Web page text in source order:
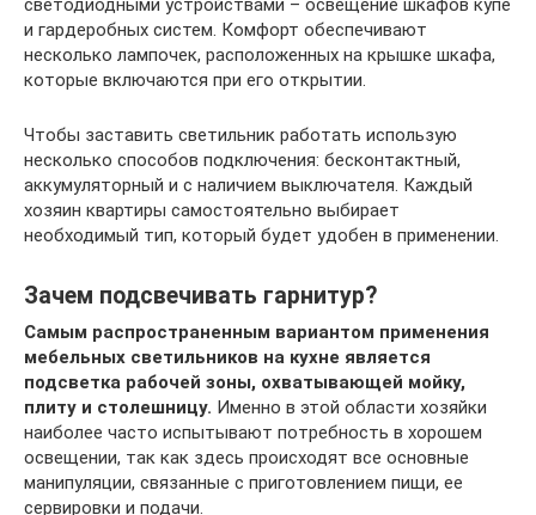
и гардеробных систем. Комфорт обеспечивают
несколько лампочек, расположенных на крышке шкафа,
которые включаются при его открытии.
Чтобы заставить светильник работать использую
несколько способов подключения: бесконтактный,
аккумуляторный и с наличием выключателя. Каждый
хозяин квартиры самостоятельно выбирает
необходимый тип, который будет удобен в применении.
Зачем подсвечивать гарнитур?
Самым распространенным вариантом применения
мебельных светильников на кухне является
подсветка рабочей зоны, охватывающей мойку,
плиту и столешницу. Именно в этой области хозяйки
наиболее часто испытывают потребность в хорошем
освещении, так как здесь происходят все основные
манипуляции, связанные с приготовлением пищи, ее
сервировки и подачи.